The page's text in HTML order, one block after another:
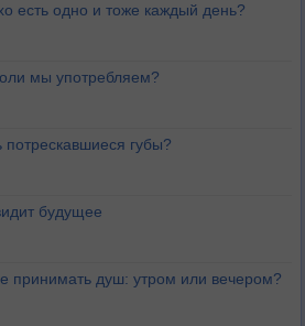
есть одно и тоже каждый день?
мы употребляем?
потрескавшиеся губы?
будущее
принимать душ: утром или вечером?